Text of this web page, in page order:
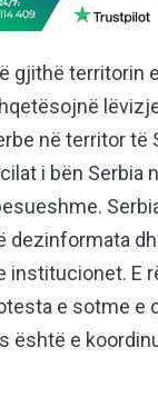
gjithë territorin
në territor të
i bën Serbia
dezinformata
institucionet. E
e sotme e
është e